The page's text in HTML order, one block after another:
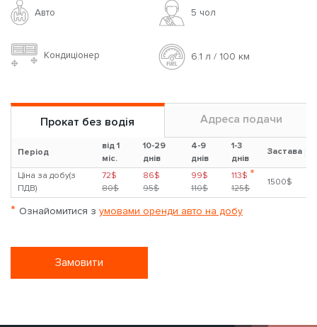
Авто 5 чoл
Кондиціонер 6.1 л / 100 км
Прокат без водія Адреса подачи
Період
від 1
міс.
10-29
днів
4-9
днів
1-3
днів
Застава
Ціна за добу(з
ПДВ)
72$
80$
86$
95$
99$
110$
113$ *
125$
1500$
* Ознайомитися з умовами оренди авто на добу
Замовити